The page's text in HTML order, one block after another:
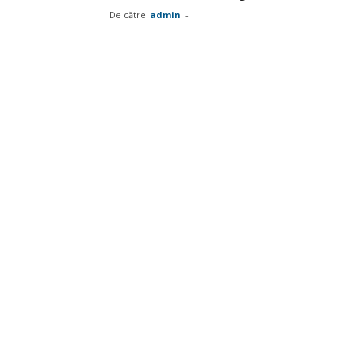
De către admin -